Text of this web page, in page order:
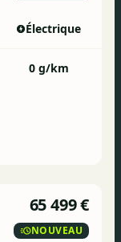
Électrique
0 g/km
65 499 €
NOUVEAU